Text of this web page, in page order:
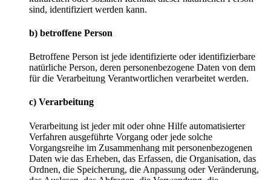
sind, identifiziert werden kann.
b) betroffene Person
Betroffene Person ist jede identifizierte oder identifizierbare
natürliche Person, deren personenbezogene Daten von dem
für die Verarbeitung Verantwortlichen verarbeitet werden.
c) Verarbeitung
Verarbeitung ist jeder mit oder ohne Hilfe automatisierter
Verfahren ausgeführte Vorgang oder jede solche
Vorgangsreihe im Zusammenhang mit personenbezogenen
Daten wie das Erheben, das Erfassen, die Organisation, das
Ordnen, die Speicherung, die Anpassung oder Veränderung,